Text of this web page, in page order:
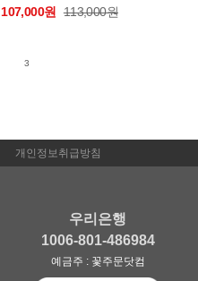
107,000원 113,000원
3
개인정보취급방침
우리은행
1006-801-486984
예금주 : 꽃주문닷컴